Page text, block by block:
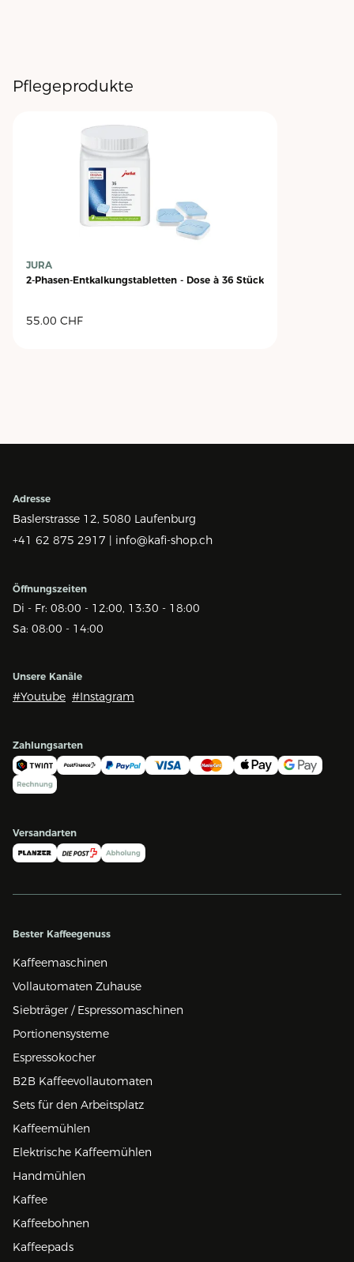
Pflegeprodukte
JURA
2-Phasen-Entkalkungstabletten - Dose à 36 Stück
55.00 CHF
Adresse
Baslerstrasse 12, 5080 Laufenburg
+41 62 875 2917 | info@kafi-shop.ch
Öffnungszeiten
Di - Fr: 08:00 - 12:00, 13:30 - 18:00
Sa: 08:00 - 14:00
Unsere Kanäle
#Youtube #Instagram
Zahlungsarten
Versandarten
Bester Kaffeegenuss
Kaffeemaschinen
Vollautomaten Zuhause
Siebträger / Espressomaschinen
Portionensysteme
Espressokocher
B2B Kaffeevollautomaten
Sets für den Arbeitsplatz
Kaffeemühlen
Elektrische Kaffeemühlen
Handmühlen
Kaffee
Kaffeebohnen
Kaffeepads